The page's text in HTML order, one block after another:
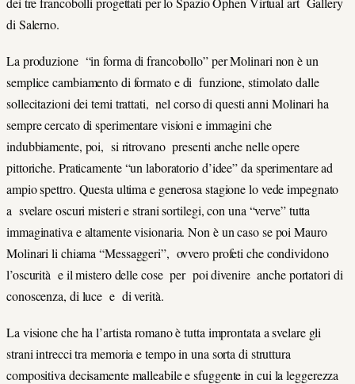
di Salerno.
La produzione “in forma di francobollo” per Molinari non è un
semplice cambiamento di formato e di funzione, stimolato dalle
sollecitazioni dei temi trattati, nel corso di questi anni Molinari ha
sempre cercato di sperimentare visioni e immagini che
indubbiamente, poi, si ritrovano presenti anche nelle opere
pittoriche. Praticamente “un laboratorio d’idee” da sperimentare ad
ampio spettro. Questa ultima e generosa stagione lo vede impegnato
a svelare oscuri misteri e strani sortilegi, con una “verve” tutta
immaginativa e altamente visionaria. Non è un caso se poi Mauro
Molinari li chiama “Messaggeri”, ovvero profeti che condividono
l’oscurità e il mistero delle cose per poi divenire anche portatori di
conoscenza, di luce e di verità.
La visione che ha l’artista romano è tutta improntata a svelare gli
strani intrecci tra memoria e tempo in una sorta di struttura
compositiva decisamente malleabile e sfuggente in cui la leggerezza